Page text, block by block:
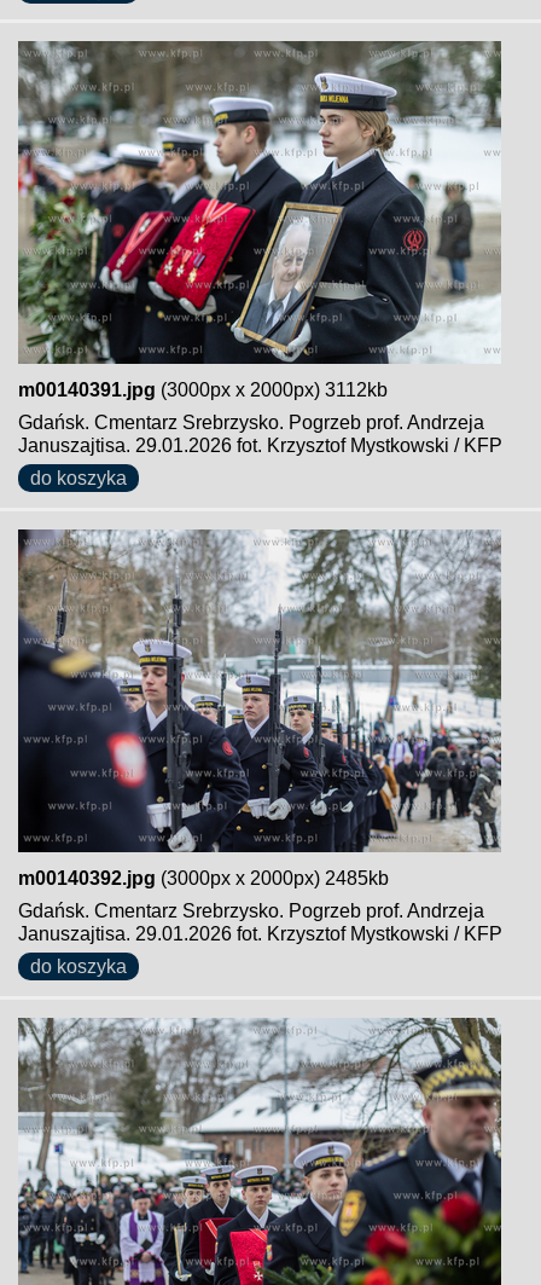
m00140391.jpg (3000px x 2000px) 3112kb
Gdańsk. Cmentarz Srebrzysko. Pogrzeb prof. Andrzeja
Januszajtisa. 29.01.2026 fot. Krzysztof Mystkowski / KFP
do koszyka
m00140392.jpg (3000px x 2000px) 2485kb
Gdańsk. Cmentarz Srebrzysko. Pogrzeb prof. Andrzeja
Januszajtisa. 29.01.2026 fot. Krzysztof Mystkowski / KFP
do koszyka